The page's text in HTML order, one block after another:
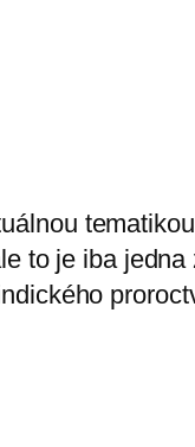
to je iba